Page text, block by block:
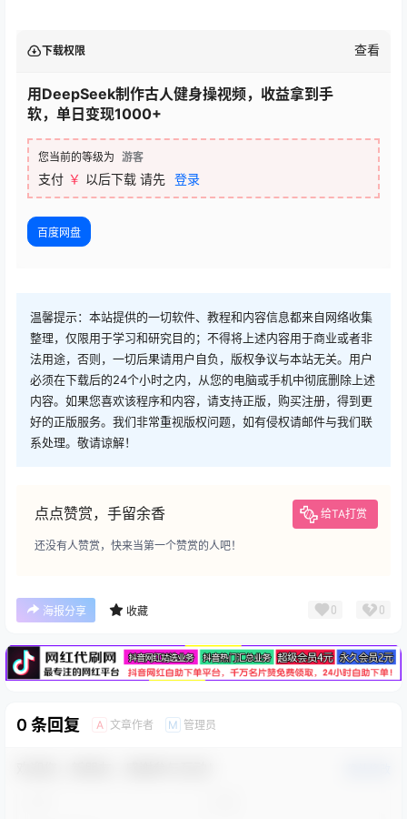
下载权限 查看
用DeepSeek制作古人健身操视频，收益拿到手
软，单日变现1000+
您当前的等级为 游客
支付 ￥ 以后下载 请先 登录
百度网盘
温馨提示：本站提供的一切软件、教程和内容信息都来自网络收集
整理，仅限用于学习和研究目的；不得将上述内容用于商业或者非
法用途，否则，一切后果请用户自负，版权争议与本站无关。用户
必须在下载后的24个小时之内，从您的电脑或手机中彻底删除上述
内容。如果您喜欢该程序和内容，请支持正版，购买注册，得到更
好的正版服务。我们非常重视版权问题，如有侵权请邮件与我们联
系处理。敬请谅解！
点点赞赏，手留余香 给TA打赏
还没有人赞赏，快来当第一个赞赏的人吧！
海报分享 收藏 0 0
广告
0 条回复 A 文章作者 M 管理员